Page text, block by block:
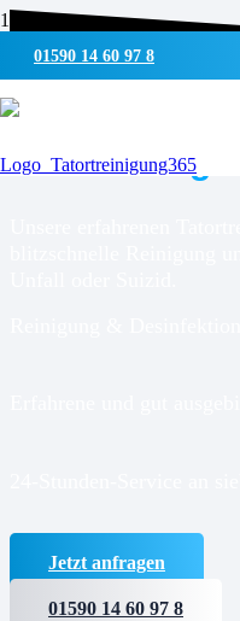
01590 14 60 97 8
UMWELTSCHONENDE
Jetzt anfragen
01590 14 60 97 8